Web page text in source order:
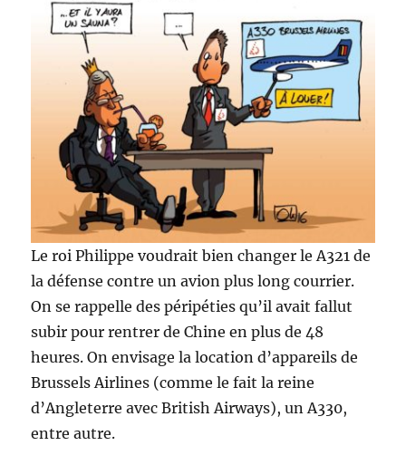
Le roi Philippe voudrait bien changer le A321 de
la défense contre un avion plus long courrier.
On se rappelle des péripéties qu’il avait fallut
subir pour rentrer de Chine en plus de 48
heures. On envisage la location d’appareils de
Brussels Airlines (comme le fait la reine
d’Angleterre avec British Airways), un A330,
entre autre.